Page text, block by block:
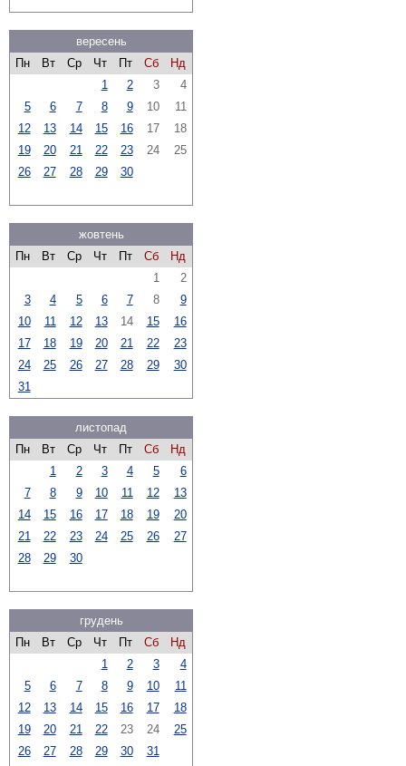
вересень
Пн
Вт Ср Чт Пт Сб
Нд
1
2 3
4
5
6 7 8 9 10
11
12
13 14 15 16 17
18
19
20 21 22 23 24
25
26
27 28 29 30
жовтень
Пн
Вт Ср Чт Пт Сб
Нд
1
2
3
4 5 6 7 8
9
10
11 12 13 14 15
16
17
18 19 20 21 22
23
24
25 26 27 28 29
30
31
листопад
Пн
Вт Ср Чт Пт Сб
Нд
1
2 3 4 5
6
7
8 9 10 11 12
13
14
15 16 17 18 19
20
21
22 23 24 25 26
27
28
29 30
грудень
Пн
Вт Ср Чт Пт Сб
Нд
1
2 3
4
5
6 7 8 9 10
11
12
13 14 15 16 17
18
19
20 21 22 23 24
25
26
27 28 29 30 31